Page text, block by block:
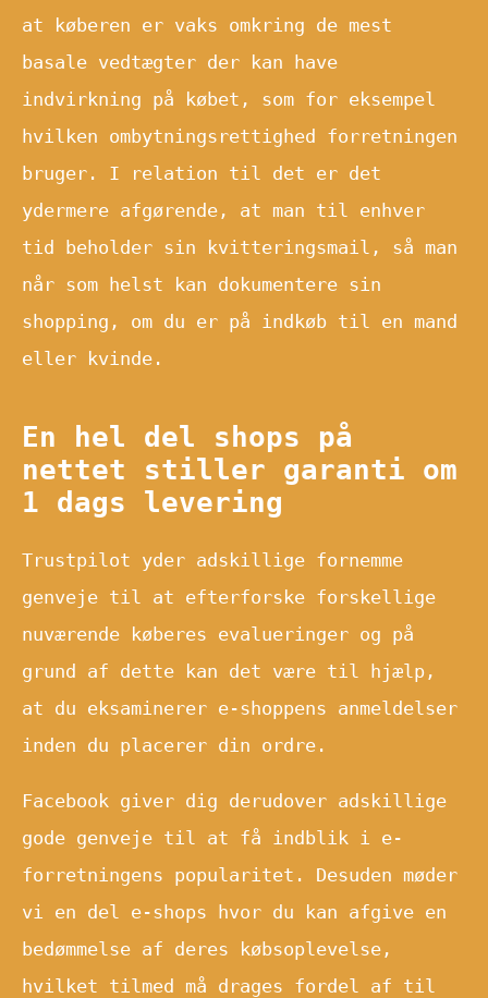
at køberen er vaks omkring de mest
basale vedtægter der kan have
indvirkning på købet, som for eksempel
hvilken ombytningsrettighed forretningen
bruger. I relation til det er det
ydermere afgørende, at man til enhver
tid beholder sin kvitteringsmail, så man
når som helst kan dokumentere sin
shopping, om du er på indkøb til en mand
eller kvinde.
En hel del shops på
nettet stiller garanti om
1 dags levering
Trustpilot yder adskillige fornemme
genveje til at efterforske forskellige
nuværende køberes evalueringer og på
grund af dette kan det være til hjælp,
at du eksaminerer e-shoppens anmeldelser
inden du placerer din ordre.
Facebook giver dig derudover adskillige
gode genveje til at få indblik i e-
forretningens popularitet. Desuden møder
vi en del e-shops hvor du kan afgive en
bedømmelse af deres købsoplevelse,
hvilket tilmed må drages fordel af til